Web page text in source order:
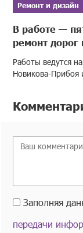
Ремонт и дизайн
В работе —
ремонт
Работы ведутся
Новикова-Прибоя
Заполняя
передачи